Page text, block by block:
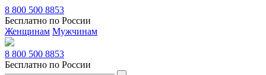
8 800 500 8853
Бесплатно по России
Женщинам Мужчинам
8 800 500 8853
Бесплатно по России